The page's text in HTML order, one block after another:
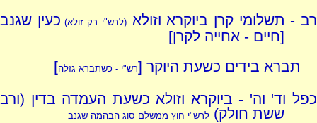
רב - תשלומי קרן ביוקרא וזולא(לרש"י רק זולא) כעין שגנב
[חיים - אחייה לקרן]
תברא בידים כשעת היוקר [רש"י - כשתברא גזלה]
כפל וד' וה' - ביוקרא וזולא כשעת העמדה בדין (ורב
ששת חולק)לרש"י חוץ ממשלם סוג הבהמה שגנב